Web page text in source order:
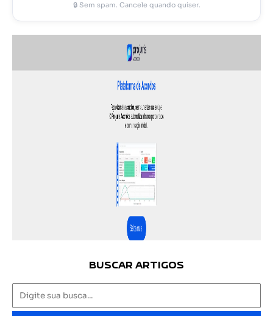
🔒 Sem spam. Cancele quando quiser.
BUSCAR ARTIGOS